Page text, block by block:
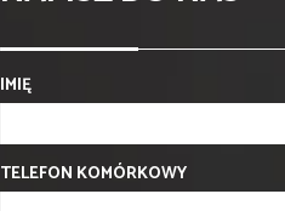
IMIĘ
TELEFON KOMÓRKOWY